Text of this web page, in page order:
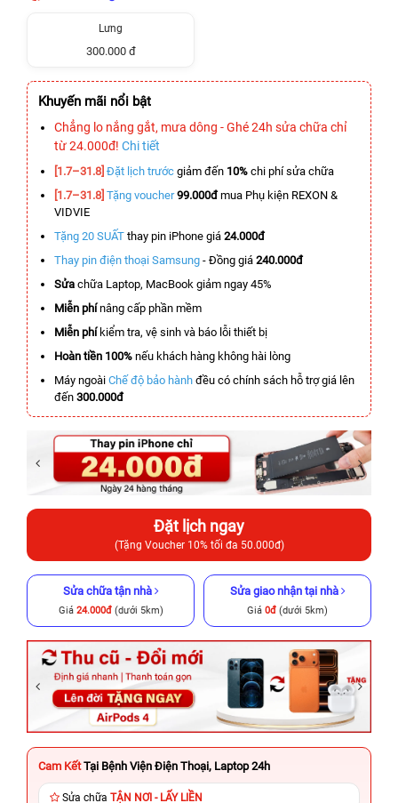
Lưng
300.000 đ
Khuyến mãi nổi bật
Chẳng lo nắng gắt, mưa dông - Ghé 24h sửa chữa chỉ
từ 24.000đ! Chi tiết
[1.7–31.8] Đặt lịch trước giảm đến 10% chi phí sửa chữa
[1.7–31.8] Tặng voucher 99.000đmua Phụ kiện REXON &
VIDVIE
Tặng 20 SUẤT thay pin iPhone giá 24.000đ
Thay pin điện thoại Samsung - Đồng giá 240.000đ
Sửa chữa Laptop, MacBook giảm ngay 45%
Miễn phínâng cấp phần mềm
Miễn phíkiểm tra, vệ sinh và báo lỗi thiết bị
Hoàn tiền 100% nếu khách hàng không hài lòng
Máy ngoài Chế độ bảo hành đều có chính sách hỗ trợ giá lên
đến 300.000đ
Đặt lịch ngay
(Tặng Voucher 10% tối đa 50.000đ)
Sửa chữa tận nhà
Giá 24.000đ(dưới 5km)
Sửa giao nhận tại nhà
Giá 0đ (dưới 5km)
Cam Kết Tại Bệnh Viện Điện Thoại, Laptop 24h
Sửa chữa TẬN NƠI - LẤY LIỀN